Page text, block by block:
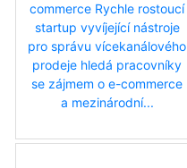
commerce Rychle rostoucí
startup vyvíjející nástroje
pro správu vícekanálového
prodeje hledá pracovníky
se zájmem o e-commerce
a mezinárodní...